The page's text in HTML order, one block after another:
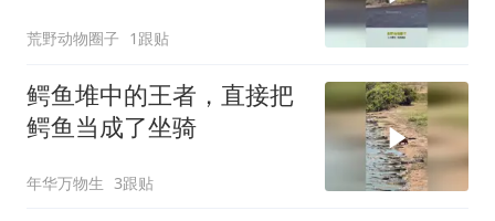
荒野动物圈子 1跟贴
鳄鱼堆中的王者，直接把
鳄鱼当成了坐骑
年华万物生 3跟贴